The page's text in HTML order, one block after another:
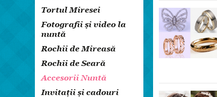
Tortul Miresei
Fotografii și video la
nuntă
Rochii de Mireasă
Rochii de Seară
Accesorii Nuntă
Invitații și cadouri